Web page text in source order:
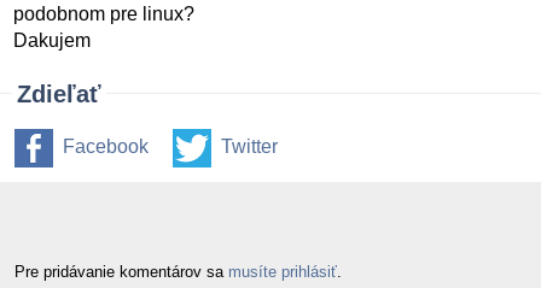
podobnom pre linux?
Dakujem
Zdieľať
Facebook Twitter
Pre pridávanie komentárov sa musíte prihlásiť